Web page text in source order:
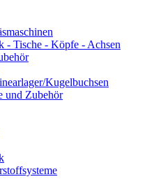
- Tische - Köpfe - Achsen
Kugelbuchsen
und Zubehör